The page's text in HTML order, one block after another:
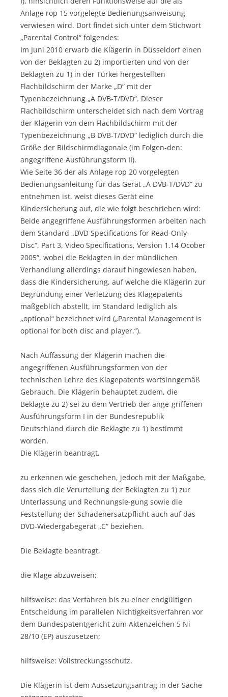
Anlage rop 15 vorgelegte Bedienungsanweisung
verwiesen wird. Dort findet sich unter dem Stichwort
„Parental Control“ folgendes:
Im Juni 2010 erwarb die Klägerin in Düsseldorf einen
von der Beklagten zu 2) importierten und von der
Beklagten zu 1) in der Türkei hergestellten
Flachbildschirm der Marke „D“ mit der
Typenbezeichnung „A DVB-T/DVD“. Dieser
Flachbildschirm unterscheidet sich nach dem Vortrag
der Klägerin von dem Flachbildschirm mit der
Typenbezeichnung „B DVB-T/DVD“ lediglich durch die
Größe der Bildschirmdiagonale (im Folgen-den:
angegriffene Ausführungsform II).
Wie Seite 36 der als Anlage rop 20 vorgelegten
Bedienungsanleitung für das Gerät „A DVB-T/DVD“ zu
entnehmen ist, weist dieses Gerät eine
Kindersicherung auf, die wie folgt beschrieben wird:
Beide angegriffene Ausführungsformen arbeiten nach
dem Standard „DVD Specifications for Read-Only-
Disc“, Part 3, Video Specifications, Version 1.14 Ocober
2005“, wobei die Beklagten in der mündlichen
Verhandlung allerdings darauf hingewiesen haben,
dass die Kindersicherung, auf welche die Klägerin zur
Begründung einer Verletzung des Klagepatents
maßgeblich abstellt, im Standard lediglich als
„optional“ bezeichnet wird („Parental Management is
optional for both disc and player.“).
Nach Auffassung der Klägerin machen die
angegriffenen Ausführungsformen von der
technischen Lehre des Klagepatents wortsinngemäß
Gebrauch. Die Klägerin behauptet zudem, die
Beklagte zu 2) sei zu dem Vertrieb der ange-griffenen
Ausführungsform I in der Bundesrepublik
Deutschland durch die Beklagte zu 1) bestimmt
worden.
Die Klägerin beantragt,
zu erkennen wie geschehen, jedoch mit der Maßgabe,
dass sich die Verurteilung der Beklagten zu 1) zur
Unterlassung und Rechnungsle-gung sowie die
Feststellung der Schadenersatzpflicht auch auf das
DVD-Wiedergabegerät „C“ beziehen.
Die Beklagte beantragt,
die Klage abzuweisen;
hilfsweise: das Verfahren bis zu einer endgültigen
Entscheidung im parallelen Nichtigkeitsverfahren vor
dem Bundespatentgericht zum Aktenzeichen 5 Ni
28/10 (EP) auszusetzen;
hilfsweise: Vollstreckungsschutz.
Die Klägerin ist dem Aussetzungsantrag in der Sache